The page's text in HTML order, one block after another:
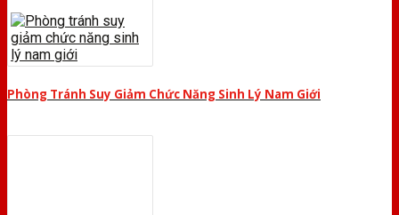
Phòng Tránh Suy Giảm Chức Năng Sinh Lý Nam Giới